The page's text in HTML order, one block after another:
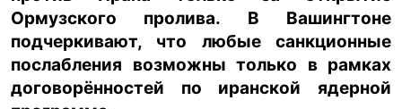
Ормузского пролива. В Вашингтоне
подчеркивают, что любые санкционные
послабления возможны только в рамках
договорённостей по иранской ядерной